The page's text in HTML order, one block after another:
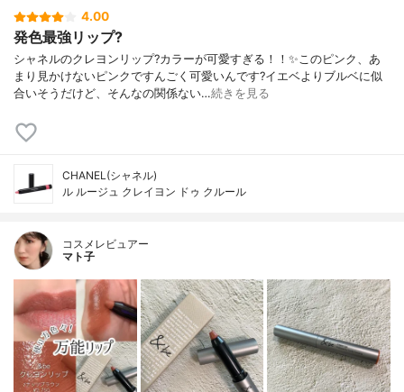
4.00
発色最強リップ?
シャネルのクレヨンリップ?カラーが可愛すぎる！！✨このピンク、あ
まり見かけないピンクですんごく可愛いんです?イエベよりブルベに似
合いそうだけど、そんなの関係ない…続きを見る
CHANEL(シャネル)
ル ルージュ クレイヨン ドゥ クルール
コスメレビュアー
マト子